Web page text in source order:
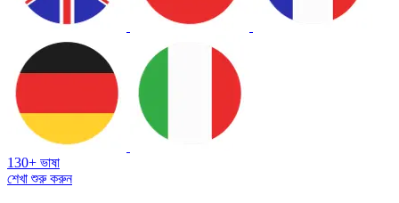
130+ ভাষা
শেখা শুরু করুন